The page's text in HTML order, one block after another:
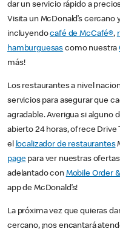
dar un servicio rápido a
Visita un McDonald’s cercano
incluyendocafé de McCafé®,
hamburguesas como nuestra
más!
Los restaurantes a nivel
servicios para asegurar que
agradable. Averigua si alguno
abierto 24 horas, ofrece Drive
el localizador de restaurantes
pagepara ver nuestras
adelantado con Mobile Order
app de McDonald’s!
La próxima vez que quieras
cercano, ¡nos encantará